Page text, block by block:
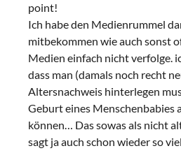
point!
Ich habe den Medienrummel
mitbekommen wie auch sonst
Medien einfach nicht verfolge.
dass man (damals noch recht
Altersnachweis hinterlegen
Geburt eines Menschenbabies
können… Das sowas als nicht
sagt ja auch schon wieder so